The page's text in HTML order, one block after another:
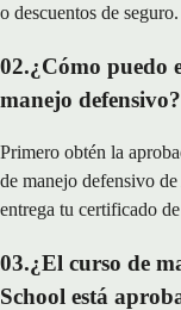
o descuentos de
02.¿Cómo puedo
manejo defensivo?
Primero obtén la
de manejo defensivo
entrega tu certificado
03.¿El curso de
School está